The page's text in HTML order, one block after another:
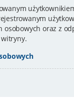
oraz z